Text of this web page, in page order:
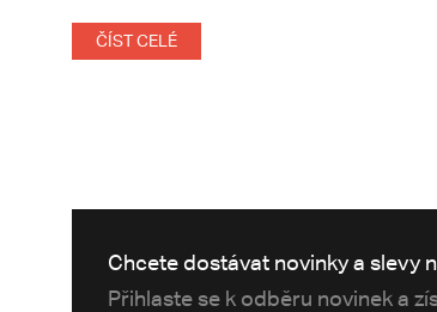
ČÍST CELÉ
Chcete dostávat novinky a slevy
Přihlaste se k odběru novinek a